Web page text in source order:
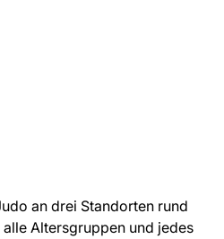
an drei Standorten rund
alle Altersgruppen und jedes